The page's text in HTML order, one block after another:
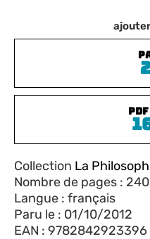
Collection La
Nombre de pages : 240
Langue : français
Paru le : 01/10/2012
EAN : 9782842923396